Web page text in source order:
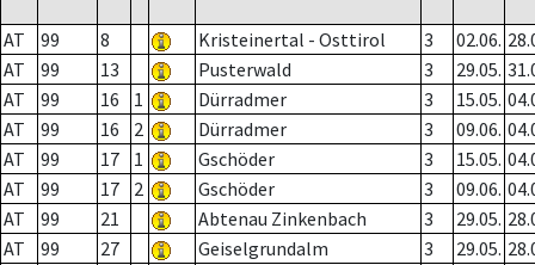
AT 99 8 Kristeinertal - Osttirol 3 02.06.
AT
99 13 Pusterwald 3 29.05.
AT
99 16 1 Dürradmer 3 15.05.
AT
99 16 2 Dürradmer 3 09.06.
AT
99 17 1 Gschöder 3 15.05.
AT
99 17 2 Gschöder 3 09.06.
AT
99 21 Abtenau Zinkenbach 3 29.05.
AT
99 27 Geiselgrundalm 3 29.05.